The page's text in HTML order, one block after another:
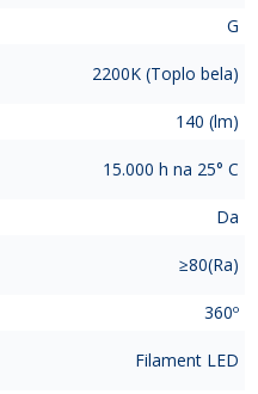
G
2200K (Toplo bela)
140 (lm)
15.000 h na 25° C
Da
≥80(Ra)
360º
Filament LED